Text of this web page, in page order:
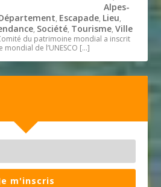
Alpes-
, Escapade, Lieu,
, Société, Tourisme,Ville
du patrimoine mondial a inscrit
de l’UNESCO […]
m'inscris